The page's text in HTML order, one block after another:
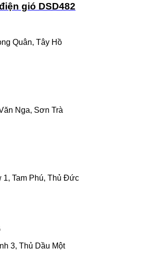
gió DSD482
Quân, Tây Hồ
Nga, Sơn Trà
1, Tam Phú, Thủ Đức
3, Thủ Dầu Một